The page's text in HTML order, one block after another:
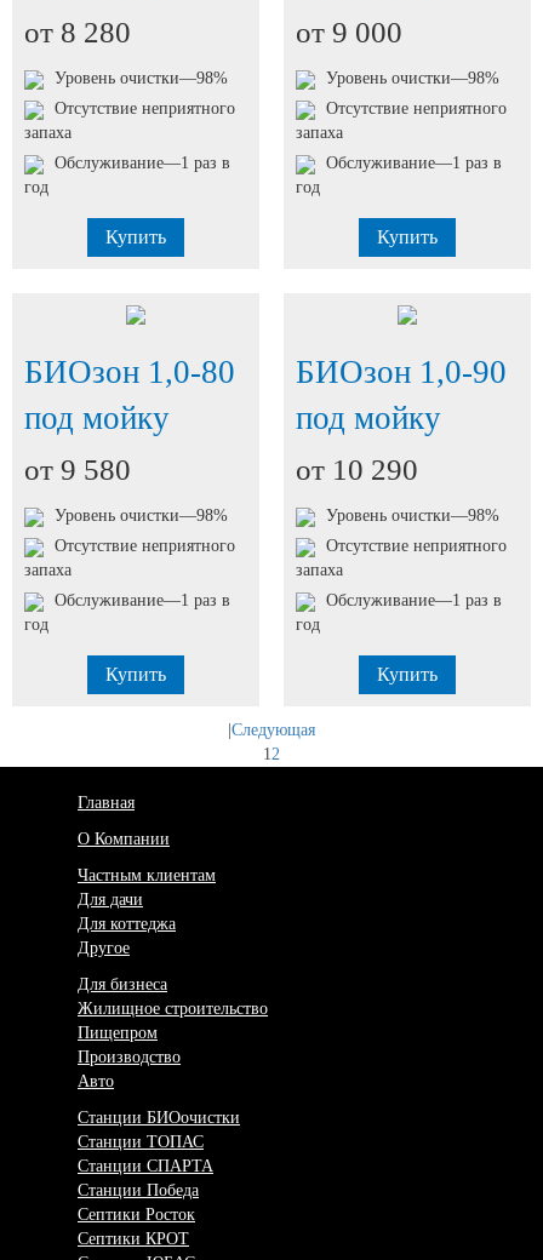
от 8 280
Уровень очистки—98%
Отсутствие неприятного
запаха
Обслуживание—1 раз в
год
Купить
от 9 000
Уровень очистки—98%
Отсутствие неприятного
запаха
Обслуживание—1 раз в
год
Купить
БИОзон 1,0-80
под мойку
от 9 580
Уровень очистки—98%
Отсутствие неприятного
запаха
Обслуживание—1 раз в
год
Купить
БИОзон 1,0-90
под мойку
от 10 290
Уровень очистки—98%
Отсутствие неприятного
запаха
Обслуживание—1 раз в
год
Купить
Следующая
12
Главная
О Компании
Частным клиентам
Для дачи
Для коттеджа
Другое
Для бизнеса
Жилищное строительство
Пищепром
Производство
Авто
Станции БИОочистки
Станции ТОПАС
Станции СПАРТА
Станции Победа
Септики Росток
Септики КРОТ